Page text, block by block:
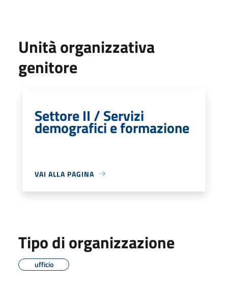
Unità organizzativa
genitore
Settore II / Servizi
demografici e formazione
VAI ALLA PAGINA
Tipo di organizzazione
ufficio